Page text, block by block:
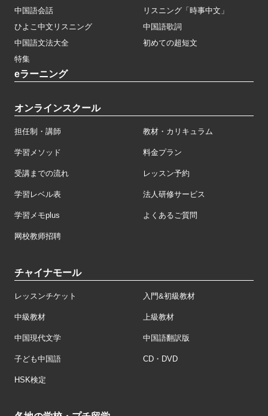
中国語会話
リスニング「時事中文」
ひよこ中文リスニング
中国語歌詞
中国語文法大全
初めての超短文
特集
eラーニング
オンラインスクール
担任制・講師 教材・カリキュラム
学習メソッド 料金プラン
受講までの流れ レッスン予約
学習レベル表 法人研修サービス
学習メモplus よくあるご質問
网校教师招聘
チャイナモール
レッスンチケット 入門&初級教材
中級教材 上級教材
中国現代文学 中国語翻訳版
子ども中国語 CD・DVD
HSK検定